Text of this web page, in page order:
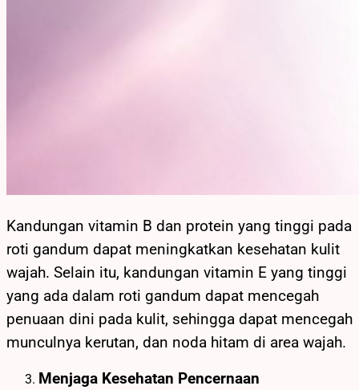
Kandungan vitamin B dan protein yang tinggi pada
roti gandum dapat meningkatkan kesehatan kulit
wajah. Selain itu, kandungan vitamin E yang tinggi
yang ada dalam roti gandum dapat mencegah
penuaan dini pada kulit, sehingga dapat mencegah
munculnya kerutan, dan noda hitam di area wajah.
Menjaga Kesehatan Pencernaan